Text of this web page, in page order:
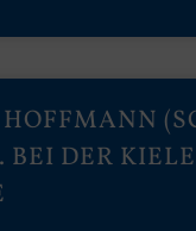
BEI DER